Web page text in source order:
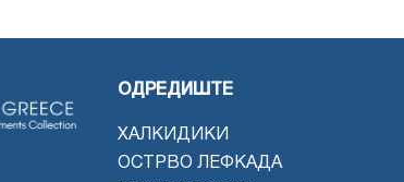
ОДРЕДИШТЕ
ХАЛКИДИКИ
ОСТРВО ЛЕФКАДА